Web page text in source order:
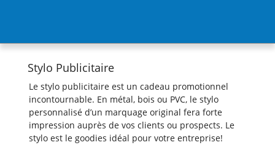
Stylo Publicitaire
Le stylo publicitaire est un cadeau promotionnel
incontournable. En métal, bois ou PVC, le stylo
personnalisé d’un marquage original fera forte
impression auprès de vos clients ou prospects. Le
stylo est le goodies idéal pour votre entreprise!